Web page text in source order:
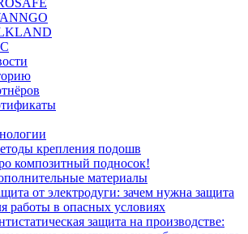
крепления подошв
композитный подносок!
материалы
от электродуги: зачем нужна защита
работы в опасных условиях
защита на производстве: